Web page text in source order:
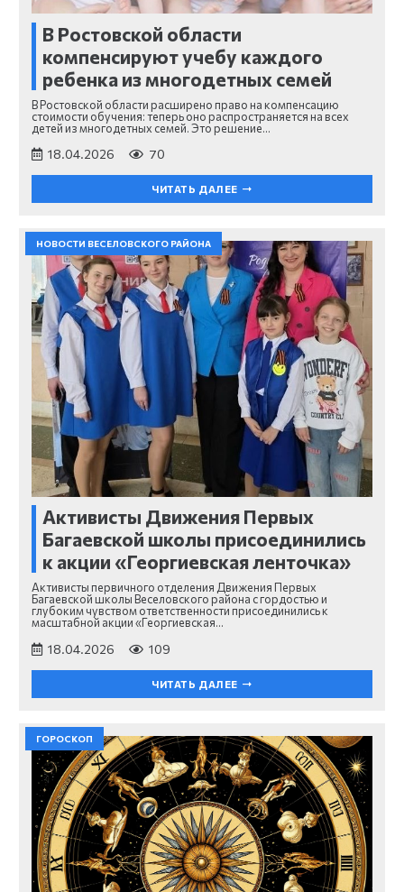
В Ростовской области
компенсируют учебу каждого
ребенка из многодетных семей
В Ростовской области расширено право на компенсацию
стоимости обучения: теперь оно распространяется на всех
детей из многодетных семей. Это решение…
18.04.2026 70
ЧИТАТЬ ДАЛЕЕ
НОВОСТИ ВЕСЕЛОВСКОГО РАЙОНА
Активисты Движения Первых
Багаевской школы присоединились
к акции «Георгиевская ленточка»
Активисты первичного отделения Движения Первых
Багаевской школы Веселовского района с гордостью и
глубоким чувством ответственности присоединились к
масштабной акции «Георгиевская…
18.04.2026 109
ЧИТАТЬ ДАЛЕЕ
ГОРОСКОП